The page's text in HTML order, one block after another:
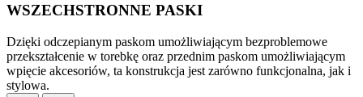
WSZECHSTRONNE PASKI
Dzięki odczepianym paskom umożliwiającym bezproblemowe
przekształcenie w torebkę oraz przednim paskom umożliwiającym
wpięcie akcesoriów, ta konstrukcja jest zarówno funkcjonalna, jak i
stylowa.